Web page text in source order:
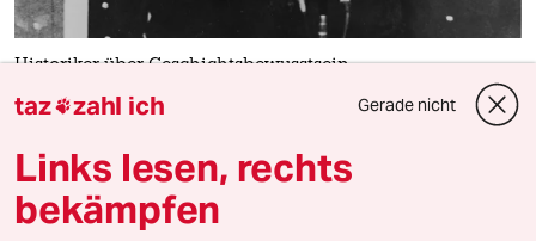
Historiker über Geschichtsbewusstsein
„Wir brauchen Antifaschismus“
Verdrängung der NS-Zeit. Der Historiker sieht eine
Rückkehr in alte Muster.
Interview von Stefan Reinecke
taz zahl ich Gerade nicht
Links lesen, rechts
bekämpfen